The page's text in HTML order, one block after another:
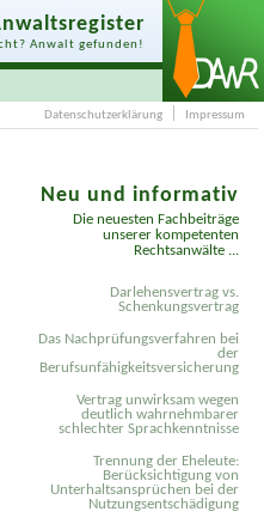
Anwalt gefunden!
Datenschutzerklärung Impressum
Neu und informativ
Die neuesten Fachbeiträge
unserer kompetenten
Rechtsanwälte ...
Darlehensvertrag vs.
Schenkungsvertrag
Das Nachprüfungsverfahren bei
der
Berufsunfähigkeitsversicherung
Vertrag unwirksam wegen
deutlich wahrnehmbarer
schlechter Sprachkenntnisse
Trennung der Eheleute:
Berücksichtigung von
Unterhaltsansprüchen bei der
Nutzungsentschädigung